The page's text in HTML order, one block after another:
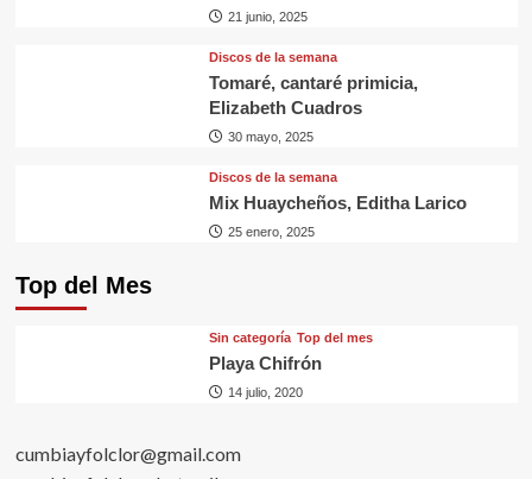
21 junio, 2025
Discos de la semana
Tomaré, cantaré primicia,
Elizabeth Cuadros
30 mayo, 2025
Discos de la semana
Mix Huaycheños, Editha Larico
25 enero, 2025
Top del Mes
Sin categorí­a Top del mes
Playa Chifrón
14 julio, 2020
cumbiayfolclor@gmail.com